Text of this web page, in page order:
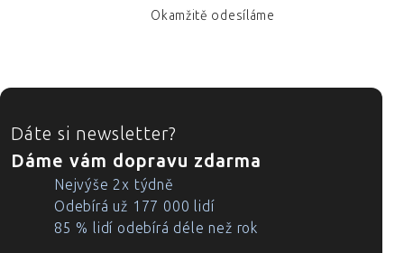
Okamžitě odesíláme
ZÁPATÍ
Dáte si newsletter?
Dáme vám dopravu zdarma
Nejvýše 2x týdně
Odebírá už 177 000 lidí
85 % lidí odebírá déle než rok